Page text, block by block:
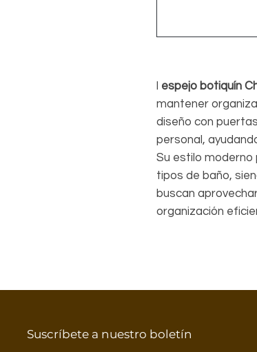
espejo botiquín
mantener
diseño con
personal,
Su estilo
tipos de baño,
buscan
organización
Suscríbete a nuestro boletín